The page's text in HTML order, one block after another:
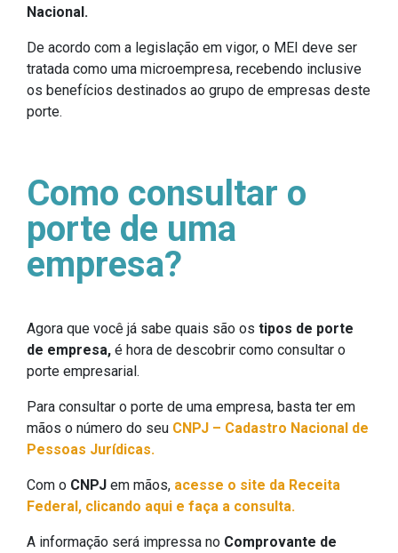
Nacional.
De acordo com a legislação em vigor, o MEI deve ser
tratada como uma microempresa, recebendo inclusive
os benefícios destinados ao grupo de empresas deste
porte.
Como consultar o
porte de uma
empresa?
Agora que você já sabe quais são os tipos de porte
de empresa, é hora de descobrir como consultar o
porte empresarial.
Para consultar o porte de uma empresa, basta ter em
mãos o número do seu CNPJ – Cadastro Nacional de
Pessoas Jurídicas.
Com o CNPJ em mãos, acesse o site da Receita
Federal, clicando aqui e faça a consulta.
A informação será impressa no Comprovante de